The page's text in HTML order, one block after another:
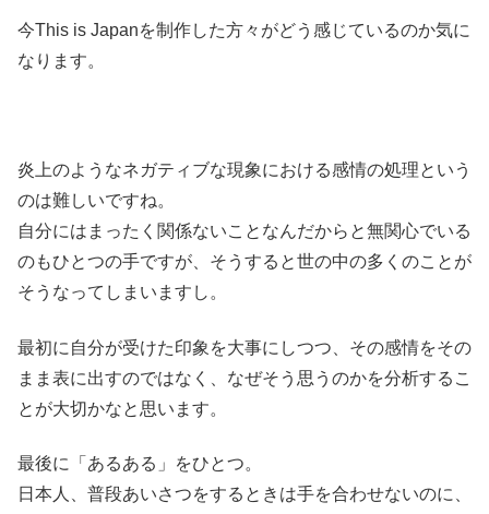
今This is Japanを制作した方々がどう感じているのか気に
なります。
炎上のようなネガティブな現象における感情の処理という
のは難しいですね。
自分にはまったく関係ないことなんだからと無関心でいる
のもひとつの手ですが、そうすると世の中の多くのことが
そうなってしまいますし。
最初に自分が受けた印象を大事にしつつ、その感情をその
まま表に出すのではなく、なぜそう思うのかを分析するこ
とが大切かなと思います。
最後に「あるある」をひとつ。
日本人、普段あいさつをするときは手を合わせないのに、